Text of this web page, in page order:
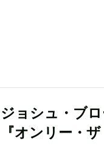
ジョシュ・ブ
『オンリー・